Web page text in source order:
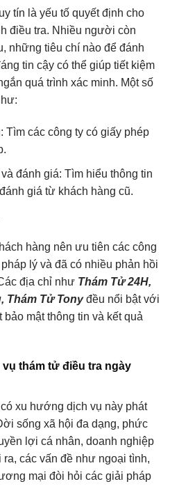
tín là yếu tố quyết định cho
điều tra. Nhiều người còn
những tiêu chí nào để đánh
tin cậy có thể giúp tiết kiệm
quá trình xác minh. Một số
Tìm các công ty có giấy phép
đánh giá: Tìm hiểu thông tin
giá từ khách hàng cũ.
hàng nên ưu tiên các công
lý và đã có nhiều phản hồi
địa chỉ như Thám Tử 24H,
Thám Tử Tonyđều nổi bật với
mật thông tin và kết quả
thám tử điều tra ngày
xu hướng dịch vụ này phát
sống xã hội đa dạng, phức
lợi cá nhân, doanh nghiệp
các vấn đề như ngoại tình,
mại đòi hỏi các giải pháp